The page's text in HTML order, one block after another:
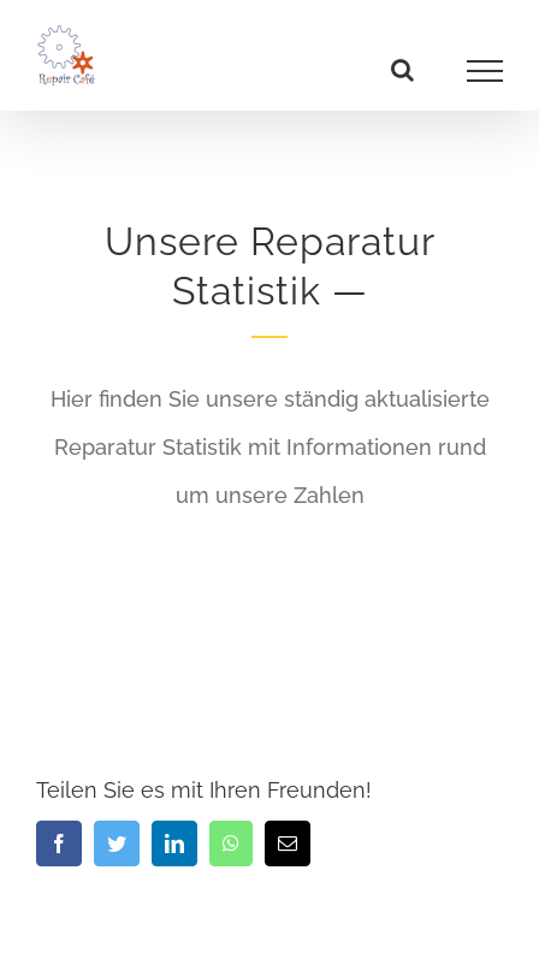
Inhalt
Unsere Reparatur
Statistik —
Hier finden Sie unsere ständig aktualisierte
Reparatur Statistik mit Informationen rund
um unsere Zahlen
Teilen Sie es mit Ihren Freunden!
FacebookTwitterLinkedIn WhatsApp
E-
Mail